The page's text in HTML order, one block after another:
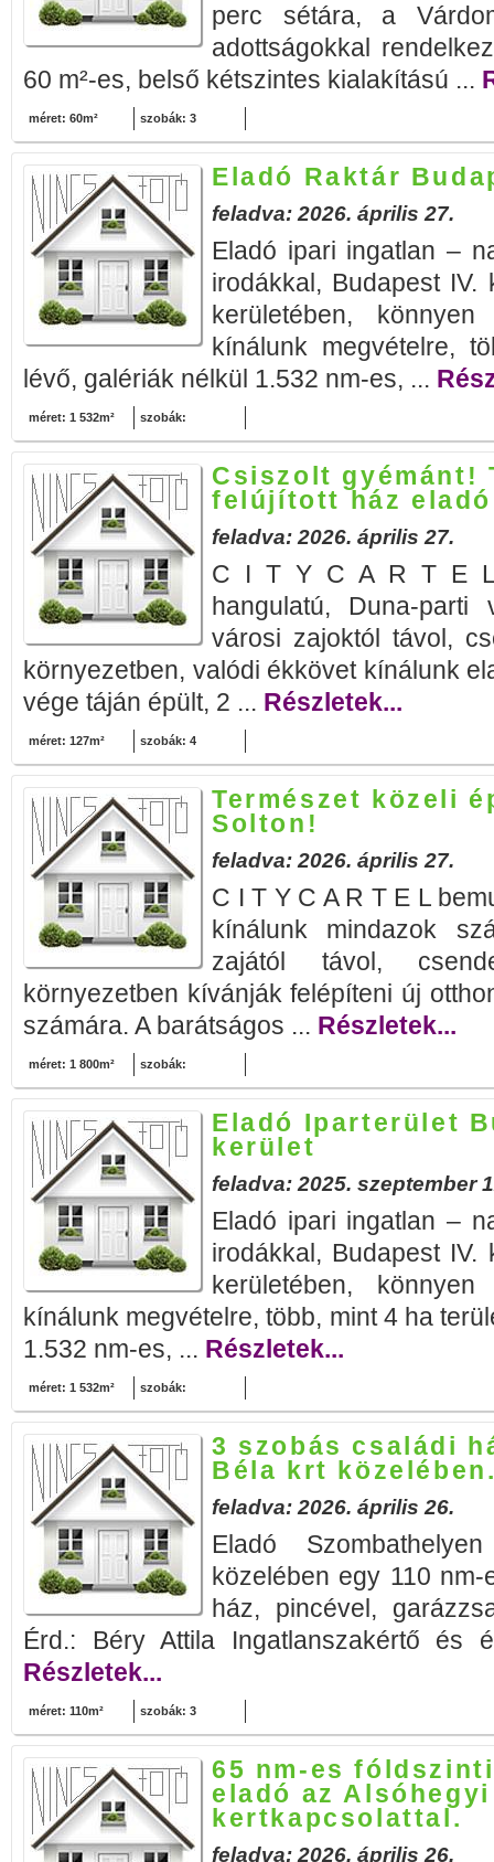
perc sétára, a
adottságokkal
60 m²-es, belső kétszintes kialakítású ...
méret: 60m² szobák: 3
Eladó Raktár
feladva: 2026. április 27.
Eladó ipari ingatlan –
irodákkal, Budapest IV.
kerületében,
kínálunk megvételre,
lévő, galériák nélkül 1.532 nm-es, ...
méret: 1 532m² szobák:
Csiszolt gyémánt!
felújított ház
feladva: 2026. április 27.
C I T Y C A R T E L
hangulatú, Duna-parti
városi zajoktól távol,
környezetben, valódi ékkövet kínálunk
vége táján épült, 2 ... Részletek...
méret: 127m² szobák: 4
Természet közeli
Solton!
feladva: 2026. április 27.
C I T Y C A R T E L
kínálunk mindazok
zajától távol,
környezetben kívánják felépíteni új
számára. A barátságos ... Részletek...
méret: 1 800m² szobák:
Eladó Iparterület
kerület
feladva: 2025. szeptember
Eladó ipari ingatlan –
irodákkal, Budapest IV.
kerületében,
kínálunk megvételre, több, mint 4 ha
1.532 nm-es, ... Részletek...
méret: 1 532m² szobák:
3 szobás családi
Béla krt
feladva: 2026. április 26.
Eladó
közelében egy 110
ház, pincével,
Érd.: Béry Attila Ingatlanszakértő és
Részletek...
méret: 110m² szobák: 3
65 nm-es
eladó az
kertkapcsolattal.
feladva: 2026. április 26.